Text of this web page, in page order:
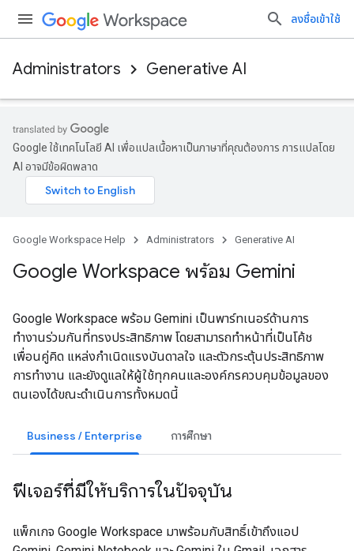
ลงชื่อเข้าใช้
Administrators Generative AI
Google ใช้เทคโนโลยี AI เพื่อแปลเนื้อหาเป็นภาษาที่คุณต้องการ การแปลโดย
AI อาจมีข้อผิดพลาด
Google Workspace Help Administrators Generative AI
Google Workspace พร้อม Gemini
Google Workspace พร้อม Gemini เป็นพาร์ทเนอร์ด้านการ
ทำงานร่วมกันที่ทรงประสิทธิภาพ โดยสามารถทำหน้าที่เป็นโค้ช
เพื่อนคู่คิด แหล่งกำเนิดแรงบันดาลใจ และตัวกระตุ้นประสิทธิภาพ
การทำงาน และยังดูแลให้ผู้ใช้ทุกคนและองค์กรควบคุมข้อมูลของ
ตนเองได้ขณะดำเนินการทั้งหมดนี้
Business / Enterprise การศึกษา
ฟีเจอร์ที่มีให้บริการในปัจจุบัน
แพ็กเกจ Google Workspace มาพร้อมกับสิทธิ์เข้าถึงแอป